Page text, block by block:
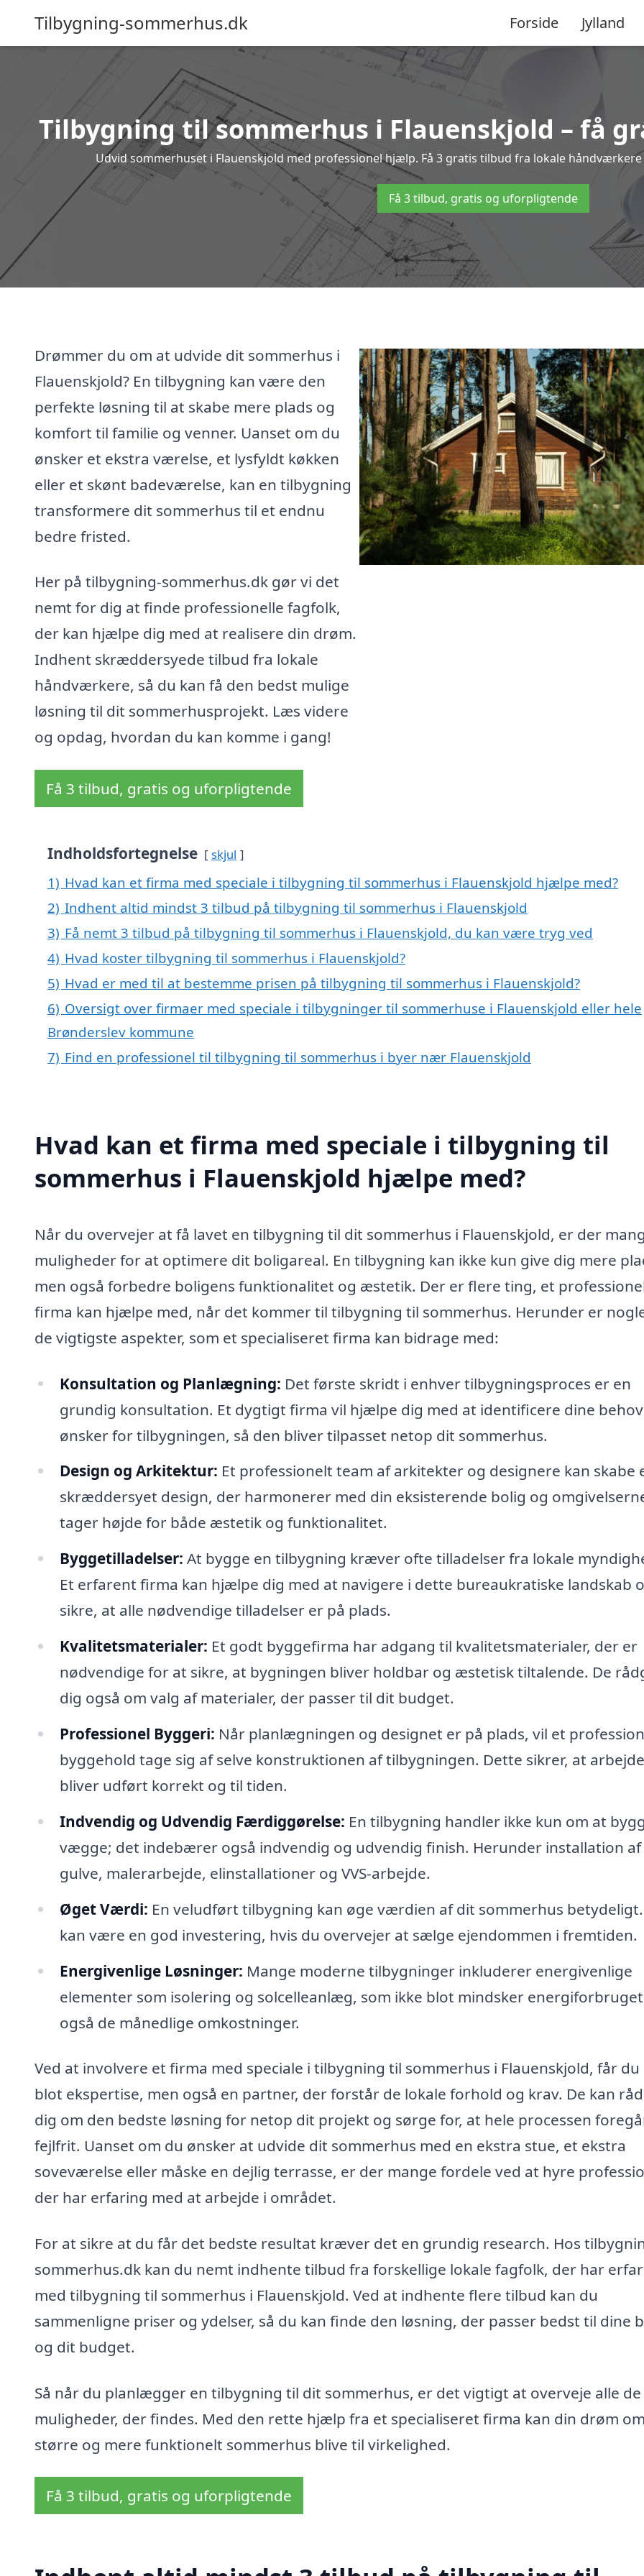
Tilbygning-sommerhus.dk Forside Jylland
Tilbygning til sommerhus i Flauenskjold – få
Udvid sommerhuset i Flauenskjold med professionel hjælp. Få 3 gratis tilbud fra lokale
Få 3 tilbud, gratis og uforpligtende
Drømmer du om at udvide dit sommerhus i
Flauenskjold? En tilbygning kan være den
perfekte løsning til at skabe mere plads og
komfort til familie og venner. Uanset om du
ønsker et ekstra værelse, et lysfyldt køkken
eller et skønt badeværelse, kan en tilbygning
transformere dit sommerhus til et endnu
bedre fristed.
Her på tilbygning-sommerhus.dk gør vi det
nemt for dig at finde professionelle fagfolk,
der kan hjælpe dig med at realisere din drøm.
Indhent skræddersyede tilbud fra lokale
håndværkere, så du kan få den bedst mulige
løsning til dit sommerhusprojekt. Læs videre
og opdag, hvordan du kan komme i gang!
Få 3 tilbud, gratis og uforpligtende
Indholdsfortegnelse skjul
1) Hvad kan et firma med speciale i tilbygning til sommerhus i Flauenskjold hjælpe med?
2) Indhent altid mindst 3 tilbud på tilbygning til sommerhus i Flauenskjold
3) Få nemt 3 tilbud på tilbygning til sommerhus i Flauenskjold, du kan være tryg ved
4) Hvad koster tilbygning til sommerhus i Flauenskjold?
5) Hvad er med til at bestemme prisen på tilbygning til sommerhus i Flauenskjold?
6) Oversigt over firmaer med speciale i tilbygninger til sommerhuse i Flauenskjold eller hele
Brønderslev kommune
7) Find en professionel til tilbygning til sommerhus i byer nær Flauenskjold
Hvad kan et firma med speciale i tilbygning til
sommerhus i Flauenskjold hjælpe med?
Når du overvejer at få lavet en tilbygning til dit sommerhus i Flauenskjold, er der
muligheder for at optimere dit boligareal. En tilbygning kan ikke kun give dig mere
men også forbedre boligens funktionalitet og æstetik. Der er flere ting, et
firma kan hjælpe med, når det kommer til tilbygning til sommerhus. Herunder er
de vigtigste aspekter, som et specialiseret firma kan bidrage med:
Konsultation og Planlægning: Det første skridt i enhver tilbygningsproces er en
grundig konsultation. Et dygtigt firma vil hjælpe dig med at identificere dine
ønsker for tilbygningen, så den bliver tilpasset netop dit sommerhus.
Design og Arkitektur: Et professionelt team af arkitekter og designere kan skabe
skræddersyet design, der harmonerer med din eksisterende bolig og
tager højde for både æstetik og funktionalitet.
Byggetilladelser: At bygge en tilbygning kræver ofte tilladelser fra lokale
Et erfarent firma kan hjælpe dig med at navigere i dette bureaukratiske landskab
sikre, at alle nødvendige tilladelser er på plads.
Kvalitetsmaterialer: Et godt byggefirma har adgang til kvalitetsmaterialer, der er
nødvendige for at sikre, at bygningen bliver holdbar og æstetisk tiltalende. De
dig også om valg af materialer, der passer til dit budget.
Professionel Byggeri: Når planlægningen og designet er på plads, vil et
byggehold tage sig af selve konstruktionen af tilbygningen. Dette sikrer, at
bliver udført korrekt og til tiden.
Indvendig og Udvendig Færdiggørelse: En tilbygning handler ikke kun om at
vægge; det indebærer også indvendig og udvendig finish. Herunder installation af
gulve, malerarbejde, elinstallationer og VVS-arbejde.
Øget Værdi: En veludført tilbygning kan øge værdien af dit sommerhus
kan være en god investering, hvis du overvejer at sælge ejendommen i fremtiden.
Energivenlige Løsninger: Mange moderne tilbygninger inkluderer energivenlige
elementer som isolering og solcelleanlæg, som ikke blot mindsker
også de månedlige omkostninger.
Ved at involvere et firma med speciale i tilbygning til sommerhus i Flauenskjold, får du
blot ekspertise, men også en partner, der forstår de lokale forhold og krav. De kan
dig om den bedste løsning for netop dit projekt og sørge for, at hele processen
fejlfrit. Uanset om du ønsker at udvide dit sommerhus med en ekstra stue, et ekstra
soveværelse eller måske en dejlig terrasse, er der mange fordele ved at hyre
der har erfaring med at arbejde i området.
For at sikre at du får det bedste resultat kræver det en grundig research. Hos
sommerhus.dk kan du nemt indhente tilbud fra forskellige lokale fagfolk, der har
med tilbygning til sommerhus i Flauenskjold. Ved at indhente flere tilbud kan du
sammenligne priser og ydelser, så du kan finde den løsning, der passer bedst til dine
og dit budget.
Så når du planlægger en tilbygning til dit sommerhus, er det vigtigt at overveje alle de
muligheder, der findes. Med den rette hjælp fra et specialiseret firma kan din drøm
større og mere funktionelt sommerhus blive til virkelighed.
Få 3 tilbud, gratis og uforpligtende